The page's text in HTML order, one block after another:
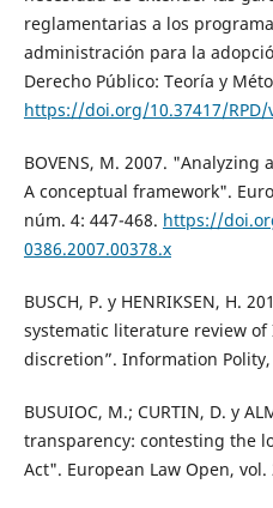
reglamentarias a los
administración para la
Derecho Público: Teoría y
https://doi.org/10.37417/RPD/
BOVENS, M. 2007.
A conceptual framework".
núm. 4: 447-468. https://
0386.2007.00378.x
BUSCH, P. y HENRIKSEN, H.
systematic literature review of
discretion”. Information Polity,
BUSUIOC, M.; CURTIN, D. y
transparency: contesting the
Act". European Law Open, vol.